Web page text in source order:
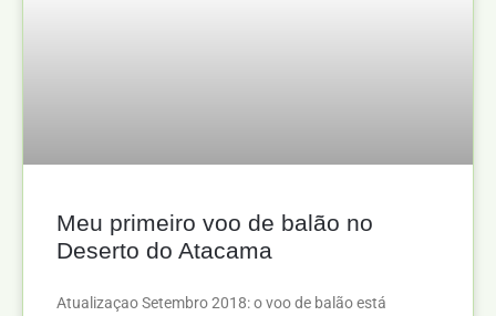
Meu primeiro voo de balão no
Deserto do Atacama
Atualizaçao Setembro 2018: o voo de balão está